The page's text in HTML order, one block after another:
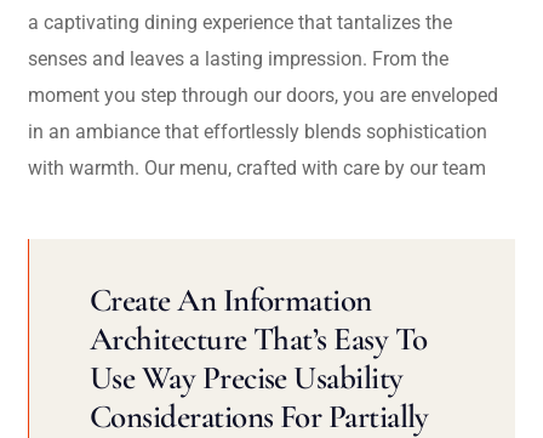
a captivating dining experience that tantalizes the
senses and leaves a lasting impression. From the
moment you step through our doors, you are enveloped
in an ambiance that effortlessly blends sophistication
with warmth. Our menu, crafted with care by our team
Create An Information
Architecture That’s Easy To
Use Way Precise Usability
Considerations For Partially